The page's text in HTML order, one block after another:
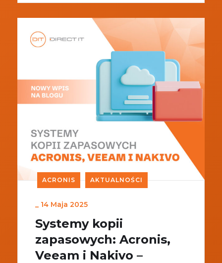
ACRONIS AKTUALNOŚCI
_ 14 Maja 2025
Systemy kopii
zapasowych: Acronis,
Veeam i Nakivo –